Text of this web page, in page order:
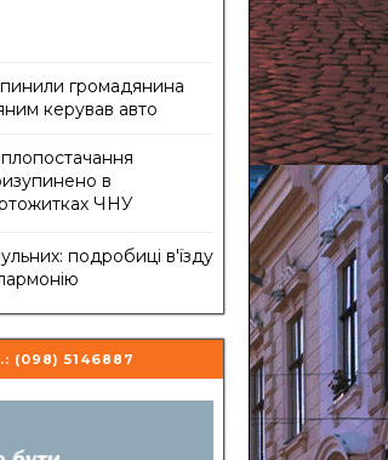
громадянина
керував авто
в
ЧНУ
подробиці в'їзду
(098) 5146887